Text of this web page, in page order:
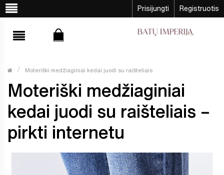
Prisijungti Registruotis
Moteriški medžiaginiai kedai juodi su raišteliais
Moteriški medžiaginiai
kedai juodi su raišteliais –
pirkti internetu